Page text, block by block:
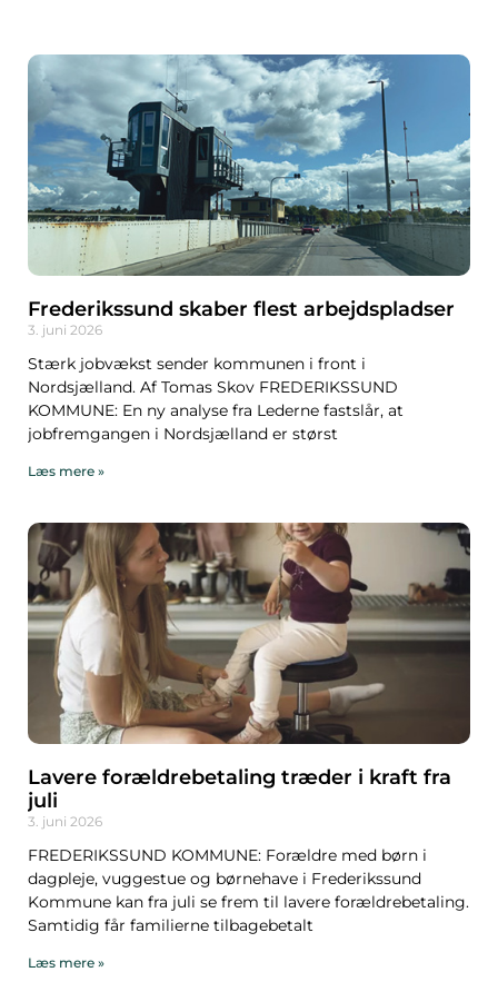
Frederikssund skaber flest arbejdspladser
3. juni 2026
Stærk jobvækst sender kommunen i front i
Nordsjælland. Af Tomas Skov FREDERIKSSUND
KOMMUNE: En ny analyse fra Lederne fastslår, at
jobfremgangen i Nordsjælland er størst
Læs mere »
Lavere forældrebetaling træder i kraft fra
juli
3. juni 2026
FREDERIKSSUND KOMMUNE: Forældre med børn i
dagpleje, vuggestue og børnehave i Frederikssund
Kommune kan fra juli se frem til lavere forældrebetaling.
Samtidig får familierne tilbagebetalt
Læs mere »